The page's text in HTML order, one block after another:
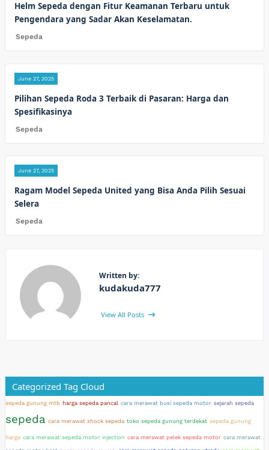
Helm Sepeda dengan Fitur Keamanan Terbaru untuk
Pengendara yang Sadar Akan Keselamatan.
Sepeda
June 27, 2025
Pilihan Sepeda Roda 3 Terbaik di Pasaran: Harga dan
Spesifikasinya
Sepeda
June 27, 2025
Ragam Model Sepeda United yang Bisa Anda Pilih Sesuai
Selera
Sepeda
Written by:
kudakuda777
View All Posts
Categorized Tag Cloud
sepeda gunung mtb harga sepeda pancal cara merawat busi sepeda motor sejarah sepeda
sepeda cara merawat shock sepeda toko sepeda gunung terdekat sepeda gunung
harga cara merawat sepeda motor injection cara merawat pelek sepeda motor cara merawat